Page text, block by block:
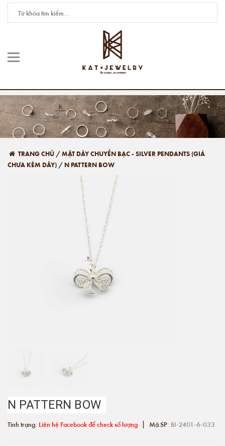
TRANG CHỦ /MẶT DÂY CHUYỀN BẠC - SILVER PENDANTS (GIÁ
CHƯA KÈM DÂY) / N PATTERN BOW
N PATTERN BOW
Tình trạng: Liên hệ Facebook để check số lượng | Mã SP: BI-2401-6-033